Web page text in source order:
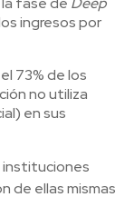
ingresos por
73% de los
no utiliza
en sus
instituciones
de ellas mismas